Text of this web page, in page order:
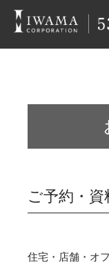
ご予約・
住宅・店舗・オ